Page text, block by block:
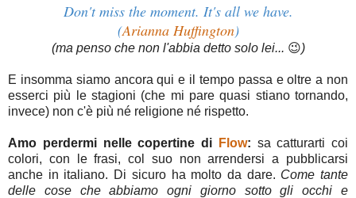
Don't miss the moment. It's all we have.
(Arianna Huffington)
(ma penso che non l'abbia detto solo lei... 😉)
E insomma siamo ancora qui e il tempo passa e oltre a non
esserci più le stagioni (che mi pare quasi stiano tornando,
invece) non c'è più né religione né rispetto.
Amo perdermi nelle copertine di Flow: sa catturarti coi
colori, con le frasi, col suo non arrendersi a pubblicarsi
anche in italiano. Di sicuro ha molto da dare. Come tante
delle cose che abbiamo ogni giorno sotto gli occhi e